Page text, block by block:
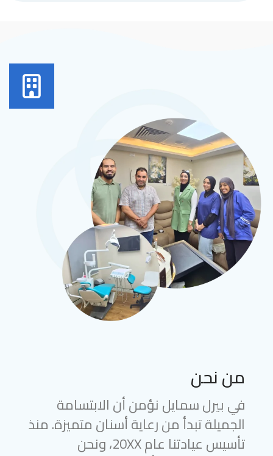
من نحن
في بيرل سمايل نؤمن أن الابتسامة
الجميلة تبدأ من رعاية أسنان متميزة. منذ
تأسيس عيادتنا عام 20XX، ونحن